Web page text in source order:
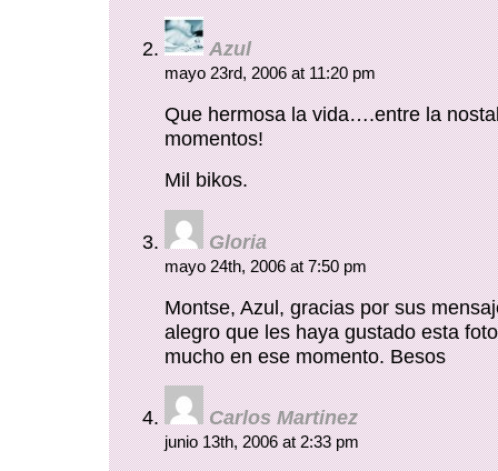
Azul
mayo 23rd, 2006 at 11:20 pm
Que hermosa la vida….entre la
momentos!
Mil bikos.
Gloria
mayo 24th, 2006 at 7:50 pm
Montse, Azul, gracias por sus
alegro que les haya gustado esta
mucho en ese momento. Besos
Carlos Martinez
junio 13th, 2006 at 2:33 pm